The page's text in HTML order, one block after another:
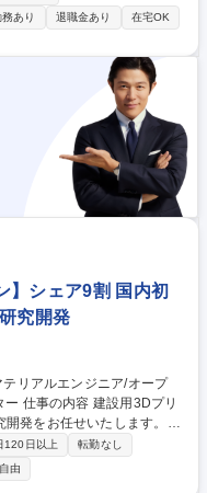
体的には】 ■
施設、物流施設、学校等 ■
や人員含めたマネジメント
種 ★未経験
インフラを守る専門職！
あり 退職金あり
在宅OK
】シェア9割 国内初
究開発
リ
開発をお任せいたします。3
る縁の下の力持ちとしてこ
ント工程お
お客様や市場のニーズに対
120日以上
転勤なし
由